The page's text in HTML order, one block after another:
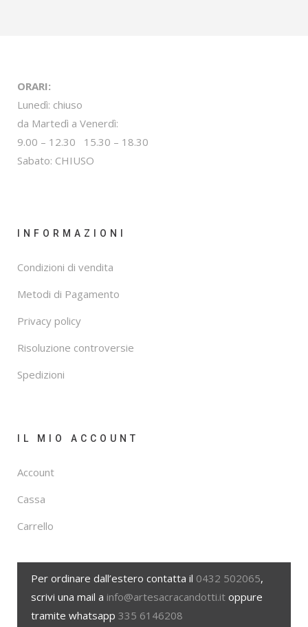
ORARI:
Lunedì: chiuso
da Martedì a Venerdì:
9.00 – 12.30 15.30 – 18.30
Sabato: CHIUSO
INFORMAZIONI
Condizioni di vendita
Metodi di Pagamento
Privacy policy
Risoluzione controversie
Spedizioni
IL MIO ACCOUNT
Account
Cassa
Carrello
Per ordinare dall’estero contatta il 0432 502065,
scrivi una mail a info@artesacracandotti.it oppure
tramite whatsapp 335 6146208